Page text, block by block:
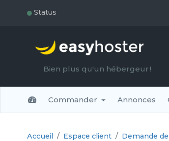
● Status
Bien plus qu'un hébergeur !
Commander Annonces
Accueil Espace client Demande